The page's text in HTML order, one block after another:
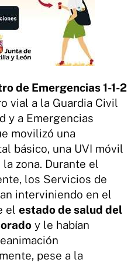
de Emergencias 1-1-2
vial a la Guardia Civil
y a Emergencias
movilizó una
básico, una UVI móvil
zona. Durante el
los Servicios de
interviniendo en el
el estado de salud del
y le habían
pese a la